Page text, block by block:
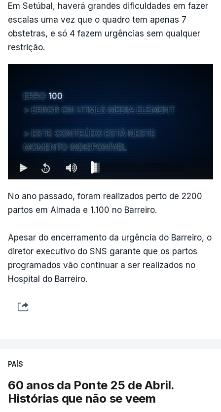
Em Setúbal, haverá grandes dificuldades em fazer
escalas uma vez que o quadro tem apenas 7
obstetras, e só 4 fazem urgências sem qualquer
restrição.
ERRO 100
ERROR ON HTML5 MEDIA ELEMENT
ESTE CONTEÚDO ESTÁ NESTE
MOMENTO INDISPONÍVEL
No ano passado, foram realizados perto de 2200
partos em Almada e 1.100 no Barreiro.
Apesar do encerramento da urgência do Barreiro, o
diretor executivo do SNS garante que os partos
programados vão continuar a ser realizados no
Hospital do Barreiro.
PAÍS
60 anos da Ponte 25 de Abril.
Histórias que não se veem